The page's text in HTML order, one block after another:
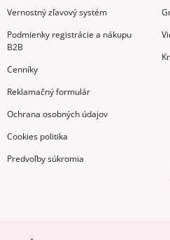
Vernostný zľavový systém
Podmienky registrácie a nákupu
B2B
Cenníky
Reklamačný formulár
Ochrana osobných údajov
Cookies politika
Predvoľby súkromia